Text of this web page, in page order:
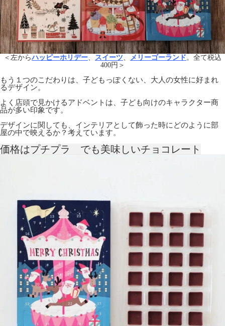
＜左からハッピーホリデー スイーツ メリーゴーランド 。全て税込
400円＞
もう１つのこだわりは、子どもっぽくない、大人の女性に好まれ
るデザイン。
よく店頭で見かけるアドベントは、子ども向けのキャラクター商
品が多い印象です。
デザインに関しても、インテリアとして飾った時にどのように部
屋の中で映えるか？考えています。
価格はプチプラ でも美味しいチョコレート